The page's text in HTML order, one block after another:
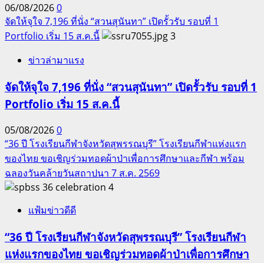
06/08/20260
จัดให้จุใจ 7,196 ที่นั่ง “สวนสุนันทา” เปิดรั้วรับ รอบที่ 1
Portfolio เริ่ม 15 ส.ค.นี้
3
ข่าวล่ามาแรง
จัดให้จุใจ 7,196 ที่นั่ง “สวนสุนันทา” เปิดรั้วรับ รอบที่ 1
Portfolio เริ่ม 15 ส.ค.นี้
05/08/20260
“36 ปี โรงเรียนกีฬาจังหวัดสุพรรณบุรี” โรงเรียนกีฬาแห่งแรก
ของไทย ขอเชิญร่วมทอดผ้าป่าเพื่อการศึกษาและกีฬา พร้อม
ฉลองวันคล้ายวันสถาปนา 7 ส.ค. 2569
4
แฟ้มข่าวดีดี
“36 ปี โรงเรียนกีฬาจังหวัดสุพรรณบุรี” โรงเรียนกีฬา
แห่งแรกของไทย ขอเชิญร่วมทอดผ้าป่าเพื่อการศึกษา